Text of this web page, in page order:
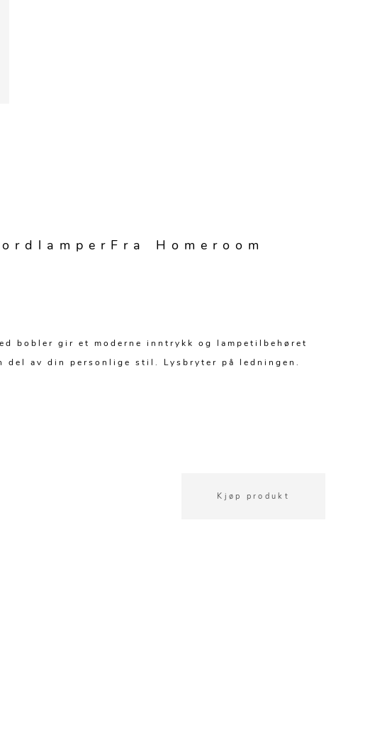
Homeroom
bobler gir et moderne inntrykk og lampetilbehøret
av din personlige stil. Lysbryter på ledningen.
Kjøp produkt